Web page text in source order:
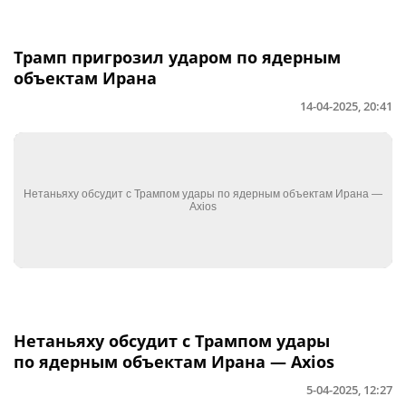
Трамп пригрозил ударом по ядерным
объектам Ирана
14-04-2025, 20:41
Нетаньяху обсудит с Трампом удары
по ядерным объектам Ирана — Axios
5-04-2025, 12:27